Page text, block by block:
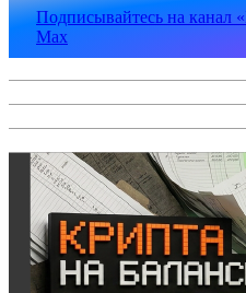
Подписывайтесь на канал
Max